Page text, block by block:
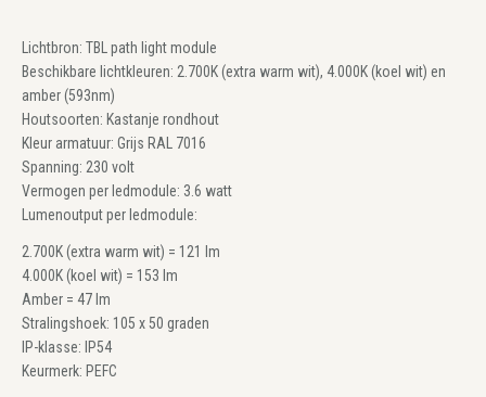
Lichtbron: TBL path light module
Beschikbare lichtkleuren: 2.700K (extra warm wit), 4.000K (koel wit) en
amber (593nm)
Houtsoorten: Kastanje rondhout
Kleur armatuur: Grijs RAL 7016
Spanning: 230 volt
Vermogen per ledmodule: 3.6 watt
Lumenoutput per ledmodule:
2.700K (extra warm wit) = 121 lm
4.000K (koel wit) = 153 lm
Amber = 47 lm
Stralingshoek: 105 x 50 graden
IP-klasse: IP54
Keurmerk: PEFC